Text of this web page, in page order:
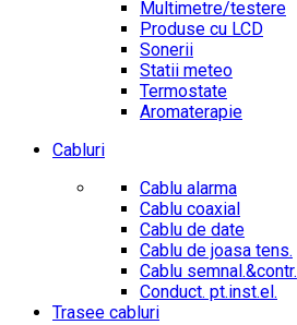
Multimetre/testere
Produse cu LCD
Sonerii
Statii meteo
Termostate
Aromaterapie
Cabluri
Cablu alarma
Cablu coaxial
Cablu de date
Cablu de joasa tens.
Cablu semnal.&contr.
Conduct. pt.inst.el.
Trasee cabluri